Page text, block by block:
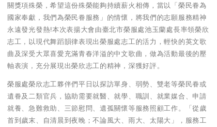
關獎項殊榮，希望這份殊榮能夠持續薪火相傳，當以「榮民眷為
國家奉獻，我們為榮民眷服務」的情懷，將我們的志願服務精神
永遠發光發熱!本次表揚大會由臺北市榮服處池玉蘭處長率領榮欣
志工，以現代舞蹈韻律表現出榮服處志工的活力，輕快的英文歌
曲及深受大眾喜愛充滿青春洋溢的中文歌曲，做為活動最後的壓
軸表演，充分展現出榮欣志工的精神，深獲好評。
榮服處榮欣志工夥伴們平日以探訪單身、弱勢、雙老等榮民眷或
遺眷及二類官兵，協助需要就醫、就學、職訓、就業媒合、申請
就養、急難救助、三節慰問、遺孤關懷等服務照顧工作。「從歲
首到歲末、自清晨到夜晚；不論風大、雨大、太陽大」，服務工